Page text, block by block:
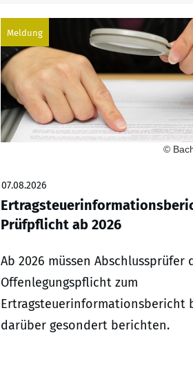
Meldung
©
07.08.2026
Prüfpflicht ab 2026
Ab 2026 müssen Abschlussprüfer
Offenlegungspflicht zum
Ertragsteuerinformationsbericht
darüber gesondert berichten.